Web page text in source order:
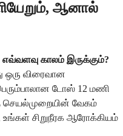
ஆனால்
காலம் இருக்கும்?
ஒரு விரைவான
டோஸ் 12 மணி
செயல்முறையின் வேகம்
உங்கள் சிறுநீரக ஆரோக்கியம்